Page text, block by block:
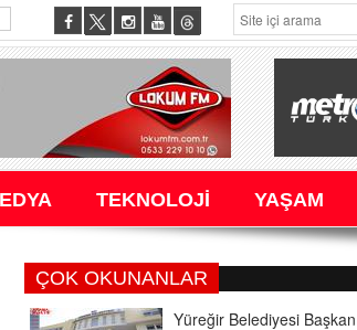
TEKNOLOJİ YAŞAM
ÇOK OKUNANLAR
Yüreğir Belediyesi